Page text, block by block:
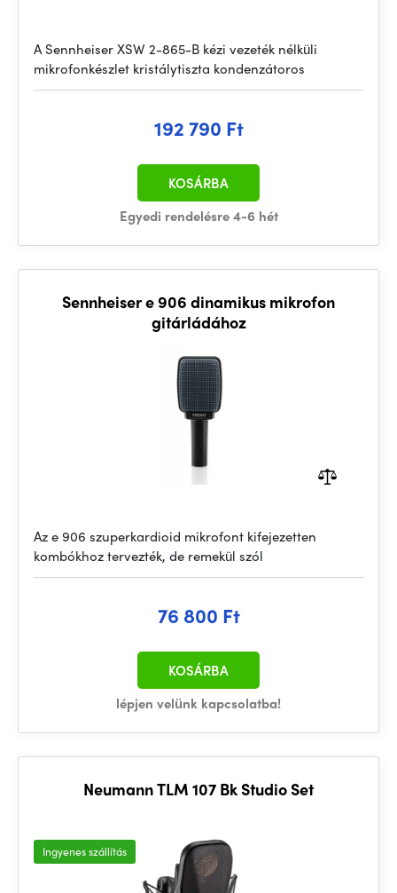
A Sennheiser XSW 2-865-B kézi vezeték nélküli
mikrofonkészlet kristálytiszta kondenzátoros
192 790 Ft
Egyedi rendelésre 4-6 hét
KOSÁRBA
Sennheiser e 906 dinamikus mikrofon
gitárládához
Az e 906 szuperkardioid mikrofont kifejezetten
kombókhoz tervezték, de remekül szól
76 800 Ft
lépjen velünk kapcsolatba!
KOSÁRBA
Neumann TLM 107 Bk Studio Set
Ingyenes szállítás